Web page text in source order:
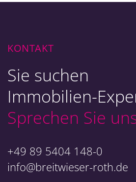
KONTAKT
Sie suchen
Immobilien-
Sprechen Sie
+49 89 5404 148-0
info@breitwieser-roth.de